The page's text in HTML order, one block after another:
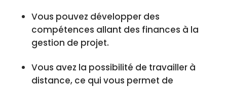
Vous pouvez développer des
compétences allant des finances à la
gestion de projet.
Vous avez la possibilité de travailler à
distance, ce qui vous permet de